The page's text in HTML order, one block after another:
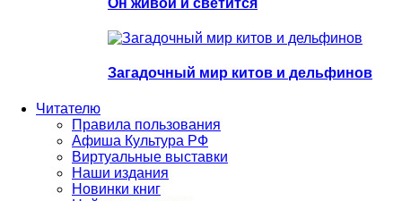
Загадочный мир китов и дельфинов
Читателю
Правила пользования
Афиша Культура РФ
Виртуальные выставки
Наши издания
Новинки книг